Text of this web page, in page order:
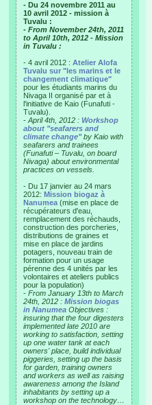
- Du 24 novembre 2011 au
10 avril 2012 - mission à
Tuvalu :
- From November 24th, 2011
to April 10th, 2012 - Mission
in Tuvalu :
- 4 avril 2012 : Atelier Alofa
Tuvalu sur "les marins et le
changement climatique"
pour les étudiants marins du
Nivaga II organisé par et à
l'initiative de Kaio (Funafuti -
Tuvalu).
- April 4th, 2012 : Workshop
about "seafarers and
climate change"by Kaio with
seafarers and trainees
(Funafuti – Tuvalu, on board
Nivaga) about environmental
practices on vessels.
- Du 17 janvier au 24 mars
2012: Mission biogaz à
Nanumea (mise en place de
récupérateurs d'eau,
remplacement des réchauds,
construction des porcheries,
distributions de graines et
mise en place de jardins
potagers, nouveau train de
formation pour un usage
pérenne des 4 unités par les
volontaires et ateliers publics
pour la population)
- From January 13th to March
24th, 2012 : Mission biogas
in Nanumea Objectives :
insuring that the four digesters
implemented late 2010 are
working to satisfaction, setting
up one water tank at each
owners' place, build individual
piggeries, setting up the basis
for garden, training owners
and workers as well as raising
awareness among the Island
inhabitants by setting up a
workshop on the technology…